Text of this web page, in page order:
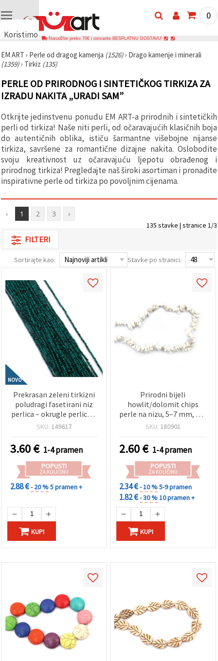
Koristimo
🍪
Koristimo
slične
tehnologije
kako bismo
ispravno
funkcioniranje
web-
stranice,
poboljšali
vaše
korisničko
iskustvo i,
uz vašu
privolu,
promet te
prikazivali
relevantniji
sadržaj i
uključujući
uz pomoć
partnera za
analitiku i
Možete
pristati na
korištenje
kolačića
klikom na
preferencije
Postavkama
određene
vrste
kolačića i
klikom na
"Spremi".
Prihvati
sve
Postavke
0
Narudžbe preko 70€ i ostvarite BESPLATNU DOSTAVU!
EM ART › Perle od dragog kamenja (1526)› Drago kamenje i minerali
(1359)› Tirkiz (135)
PERLE OD PRIRODNOG I SINTETIČKOG TIRKIZA ZA
IZRADU NAKITA „URADI SAM”
Otkrijte jedinstvenu ponudu EM ART-a prirodnih i sintetičkih
perli od tirkiza! Naše niti perli, od očaravajućih klasičnih boja
do autentičnih oblika, ističu šarmantne višebojne nijanse
tirkiza, savršene za romantične dizajne nakita. Oslobodite
svoju kreativnost uz očaravajuću ljepotu obrađenog i
prirodnog tirkiza! Pregledajte naš široki asortiman i pronađite
inspirativne perle od tirkiza po povoljnim cijenama.
‹ 1 2 3 ›
135 stavke | stranice 1/3
FILTERI
Sortirajte kao: Stavke po stranici:
NOVO
Prekrasan zeleni tirkizni
poludragi fasetirani niz
perlica – okrugle perlice 2
mm, približno 180 kom.
SKU: 149617
3.60€ 1-4 pramen
POPUSTI
ZA KOLIČINU
2.88 €- 20 %5 pramen +
KUPI
Prirodni bijeli
howlit/dolomit chips
perle na nizu, 5–7 mm, cca
80 cm, za izradu nakita i
SKU: 180901
2.60€ 1-4 pramen
POPUSTI
ZA KOLIČINU
2.34 €- 10 %5-9 pramen
1.82 €- 30 %10 pramen +
KUPI